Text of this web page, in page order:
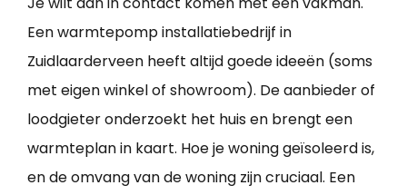
Een warmtepomp installatiebedrijf in
Zuidlaarderveen heeft altijd goede ideeën (soms
met eigen winkel of showroom). De aanbieder of
loodgieter onderzoekt het huis en brengt een
warmteplan in kaart. Hoe je woning geïsoleerd is,
en de omvang van de woning zijn cruciaal. Een